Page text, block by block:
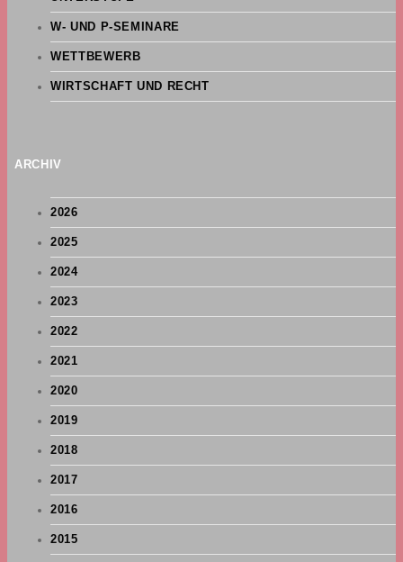
W- UND P-SEMINARE
WETTBEWERB
WIRTSCHAFT UND RECHT
ARCHIV
2026
2025
2024
2023
2022
2021
2020
2019
2018
2017
2016
2015